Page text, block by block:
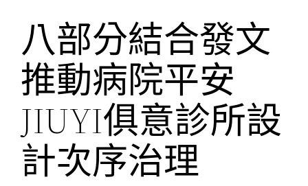
八部分結合發文
推動病院平安
JIUYI俱意診所設
計次序治理